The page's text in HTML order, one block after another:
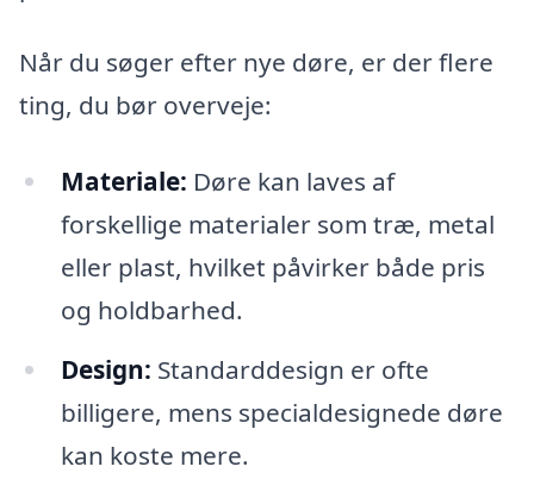
Når du søger efter nye døre, er der flere
ting, du bør overveje:
Materiale: Døre kan laves af
forskellige materialer som træ, metal
eller plast, hvilket påvirker både pris
og holdbarhed.
Design: Standarddesign er ofte
billigere, mens specialdesignede døre
kan koste mere.